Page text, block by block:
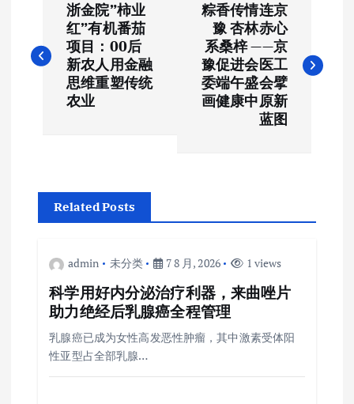
章
导
浙金院”柿业
红”有机番茄
项目：00后
新农人用金融
思维重塑传统
农业
粽香传情连京
豫 杏林赤心
系桑梓 ——京
豫促进会医工
委端午盛会擘
画健康中原新
蓝图
Related Posts
admin 未分类 7 8 月, 2026 1 views
科学用好内分泌治疗利器，来曲唑片
助力绝经后乳腺癌全程管理
乳腺癌已成为女性高发恶性肿瘤，其中激素受体阳
性亚型占全部乳腺…